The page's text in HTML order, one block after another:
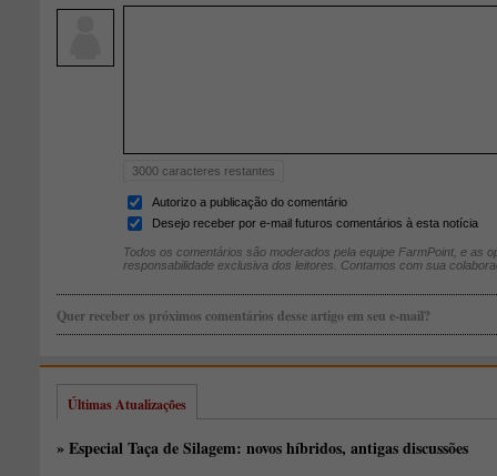
3000 caracteres restantes
Autorizo a publicação do comentário
Desejo receber por e-mail futuros comentários à esta notícia
Todos os comentários são moderados pela equipe FarmPoint, e as
responsabilidade exclusiva dos leitores. Contamos com sua
Quer receber os próximos comentários desse artigo em seu e-mail?
Últimas Atualizações
» Especial Taça de Silagem: novos híbridos, antigas discussões